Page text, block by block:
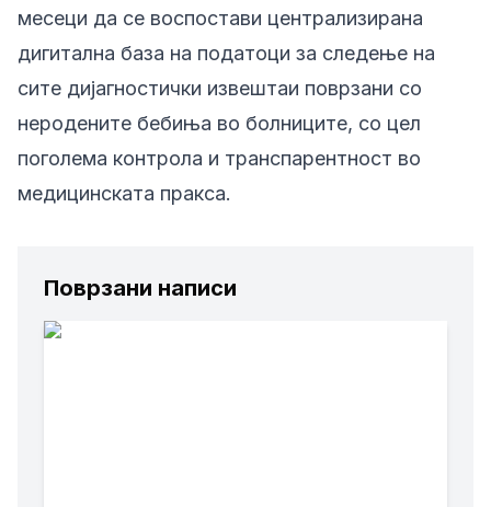
месеци да се воспостави централизирана
дигитална база на податоци за следење на
сите дијагностички извештаи поврзани со
неродените бебиња во болниците, со цел
поголема контрола и транспарентност во
медицинската пракса.
Поврзани написи